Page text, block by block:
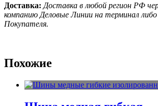
Доставка: Доставка в любой регион РФ
компанию Деловые Линии на терминал либо
Покупателя.
Похожие